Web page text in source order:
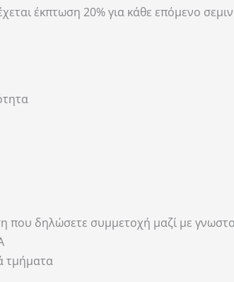
έκπτωση 20% για κάθε επόμενο
που δηλώσετε συμμετοχή μαζί με
τμήματα